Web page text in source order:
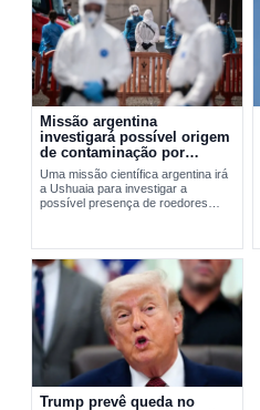
Missão argentina
investigará possível origem
de contaminação por
hantavírus em Ushuaia
Uma missão científica argentina irá
a Ushuaia para investigar a
possível presença de roedores
Trump prevê queda no